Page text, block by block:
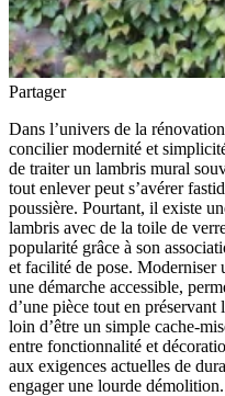
Partager
Dans l’univers de la
concilier modernité et
de traiter un lambris mural
tout enlever peut s’avérer
poussière. Pourtant, il existe
lambris avec de la toile de
popularité grâce à son
et facilité de pose. Moderniser
une démarche accessible,
d’une pièce tout en préservant
loin d’être un simple cache-
entre fonctionnalité et
aux exigences actuelles de
engager une lourde démolition.